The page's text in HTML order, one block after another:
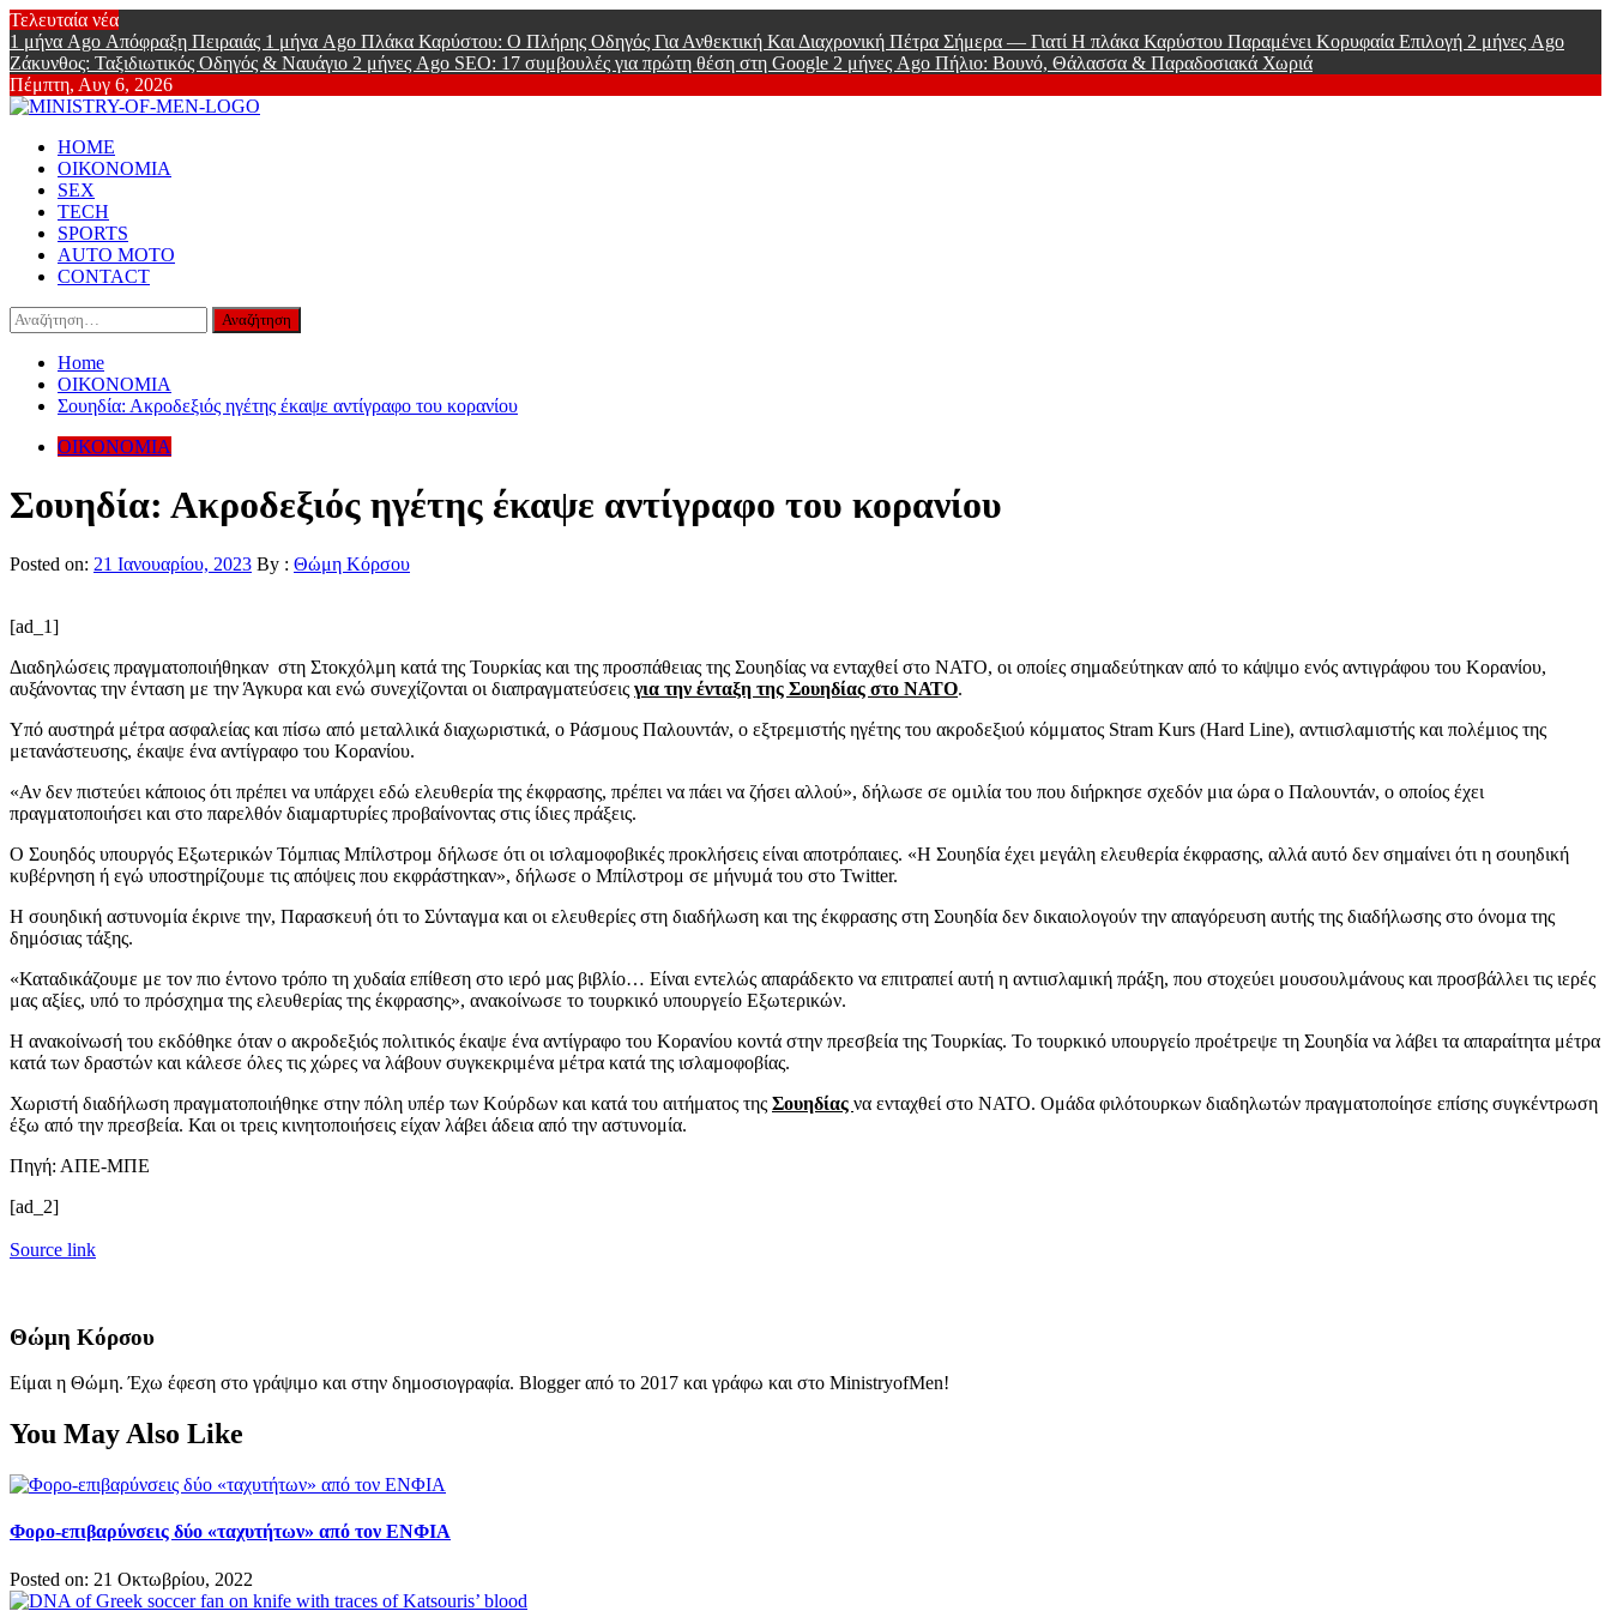
Skip
to
content
Τελευταία νέα
1 μήνα Ago Απόφραξη Πειραιάς 1 μήνα Ago Πλάκα Καρύστου: Ο Πλήρης Οδηγός Για Ανθεκτική Και Διαχρονική Πέτρα Σήμερα — Γιατί Η πλάκα Καρύστου Παραμένει Κορυφαία Επιλογή 2 μήνες Ago
Ζάκυνθος: Ταξιδιωτικός Οδηγός & Ναυάγιο 2 μήνες Ago SEO: 17 συμβουλές για πρώτη θέση στη Google 2 μήνες Ago Πήλιο: Βουνό, Θάλασσα & Παραδοσιακά Χωριά
Πέμπτη, Αυγ 6, 2026
Online Lifestyle περιοδικό για Aνδρες
Primary
Menu
HOME
ΟΙΚΟΝΟΜΙΑ
SEX
TECH
SPORTS
AUTO MOTO
CONTACT
Αναζήτηση
για:
Home
ΟΙΚΟΝΟΜΙΑ
Σουηδία: Ακροδεξιός ηγέτης έκαψε αντίγραφο του κορανίου
ΟΙΚΟΝΟΜΙΑ
Σουηδία: Ακροδεξιός ηγέτης έκαψε αντίγραφο του κορανίου
Posted on: 21 Ιανουαρίου, 2023 By : Θώμη Κόρσου
[ad_1]
Διαδηλώσεις πραγματοποιήθηκαν στη Στοκχόλμη κατά της Τουρκίας και της προσπάθειας της Σουηδίας να ενταχθεί στο ΝΑΤΟ, οι οποίες σημαδεύτηκαν από το κάψιμο ενός αντιγράφου του Κορανίου,
αυξάνοντας την ένταση με την Άγκυρα και ενώ συνεχίζονται οι διαπραγματεύσεις για την ένταξη της Σουηδίας στο ΝΑΤΟ.
Υπό αυστηρά μέτρα ασφαλείας και πίσω από μεταλλικά διαχωριστικά, ο Ράσμους Παλουντάν, ο εξτρεμιστής ηγέτης του ακροδεξιού κόμματος Stram Kurs (Hard Line), αντιισλαμιστής και πολέμιος της
μετανάστευσης, έκαψε ένα αντίγραφο του Κορανίου.
«Αν δεν πιστεύει κάποιος ότι πρέπει να υπάρχει εδώ ελευθερία της έκφρασης, πρέπει να πάει να ζήσει αλλού», δήλωσε σε ομιλία του που διήρκησε σχεδόν μια ώρα ο Παλουντάν, ο οποίος έχει
πραγματοποιήσει και στο παρελθόν διαμαρτυρίες προβαίνοντας στις ίδιες πράξεις.
Ο Σουηδός υπουργός Εξωτερικών Τόμπιας Μπίλστρομ δήλωσε ότι οι ισλαμοφοβικές προκλήσεις είναι αποτρόπαιες. «Η Σουηδία έχει μεγάλη ελευθερία έκφρασης, αλλά αυτό δεν σημαίνει ότι η σουηδική
κυβέρνηση ή εγώ υποστηρίζουμε τις απόψεις που εκφράστηκαν», δήλωσε ο Μπίλστρομ σε μήνυμά του στο Twitter.
Η σουηδική αστυνομία έκρινε την, Παρασκευή ότι το Σύνταγμα και οι ελευθερίες στη διαδήλωση και της έκφρασης στη Σουηδία δεν δικαιολογούν την απαγόρευση αυτής της διαδήλωσης στο όνομα της
δημόσιας τάξης.
«Καταδικάζουμε με τον πιο έντονο τρόπο τη χυδαία επίθεση στο ιερό μας βιβλίο… Είναι εντελώς απαράδεκτο να επιτραπεί αυτή η αντιισλαμική πράξη, που στοχεύει μουσουλμάνους και προσβάλλει τις ιερές
μας αξίες, υπό το πρόσχημα της ελευθερίας της έκφρασης», ανακοίνωσε το τουρκικό υπουργείο Εξωτερικών.
Η ανακοίνωσή του εκδόθηκε όταν ο ακροδεξιός πολιτικός έκαψε ένα αντίγραφο του Κορανίου κοντά στην πρεσβεία της Τουρκίας. Το τουρκικό υπουργείο προέτρεψε τη Σουηδία να λάβει τα απαραίτητα μέτρα
κατά των δραστών και κάλεσε όλες τις χώρες να λάβουν συγκεκριμένα μέτρα κατά της ισλαμοφοβίας.
Χωριστή διαδήλωση πραγματοποιήθηκε στην πόλη υπέρ των Κούρδων και κατά του αιτήματος της Σουηδίας να ενταχθεί στο ΝΑΤΟ. Ομάδα φιλότουρκων διαδηλωτών πραγματοποίησε επίσης συγκέντρωση
έξω από την πρεσβεία. Και οι τρεις κινητοποιήσεις είχαν λάβει άδεια από την αστυνομία.
Πηγή: ΑΠΕ-ΜΠΕ
[ad_2]
Source link
Θώμη Κόρσου
Είμαι η Θώμη. Έχω έφεση στο γράψιμο και στην δημοσιογραφία. Blogger από το 2017 και γράφω και στο MinistryofMen!
You May Also Like
Φορο-επιβαρύνσεις δύο «ταχυτήτων» από τον ΕΝΦΙΑ
Posted on: 21 Οκτωβρίου, 2022